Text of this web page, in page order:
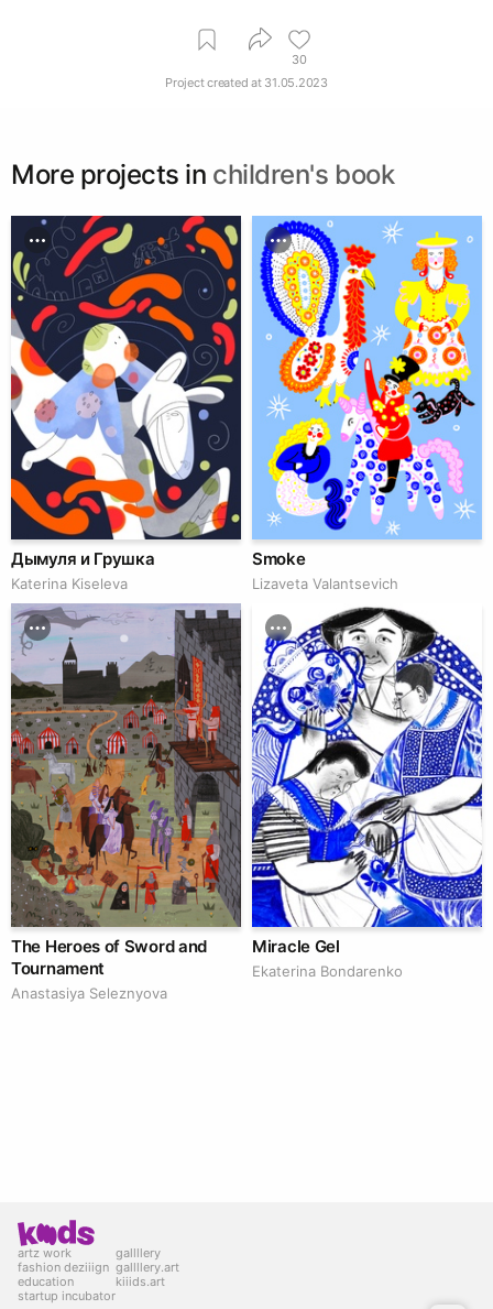
30
Project created at 31.05.2023
More projects in children's book
Дымуля и Грушка
Katerina Kiseleva
Smoke
Lizaveta Valantsevich
The Heroes of Sword and
Tournament
Anastasiya Seleznyova
Miracle Gel
Ekaterina Bondarenko
artz work
fashion deziiign
education
startup incubator
gallllery
gallllery.art
kiiids.art